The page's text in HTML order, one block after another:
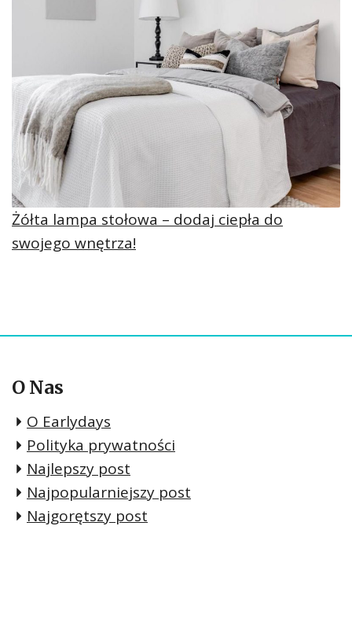
Żółta lampa stołowa – dodaj ciepła do
swojego wnętrza!
O Nas
O Earlydays
Polityka prywatności
Najlepszy post
Najpopularniejszy post
Najgorętszy post